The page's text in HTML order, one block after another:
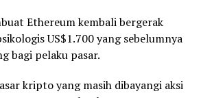
Ethereum kembali bergerak
US$1.700 yang sebelumnya
bagi pelaku pasar.
kripto yang masih dibayangi aksi